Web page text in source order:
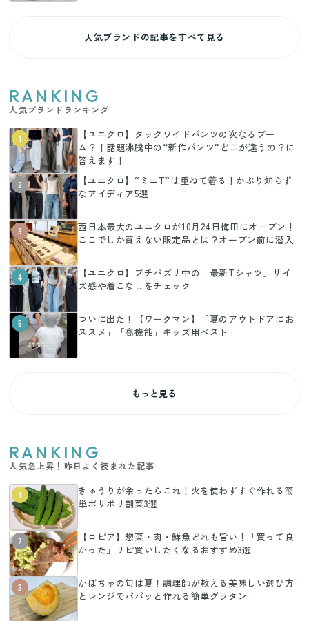
人気ブランドの記事をすべて見る
RANKING
人気ブランドランキング
1
【ユニクロ】タックワイドパンツの次なるブー
ム？！話題沸騰中の“新作パンツ”どこが違うの？に
答えます！
2
【ユニクロ】“ミニT”は重ねて着る！かぶり知らず
なアイディア5選
3
西日本最大のユニクロが10月24日梅田にオープン！
ここでしか買えない限定品とは？オープン前に潜入
4
【ユニクロ】プチバズリ中の「最新Tシャツ」サイ
ズ感や着こなしをチェック
5
ついに出た！【ワークマン】「夏のアウトドアにお
ススメ」「高機能」キッズ用ベスト
もっと見る
RANKING
人気急上昇！昨日よく読まれた記事
1
きゅうりが余ったらこれ！火を使わずすぐ作れる簡
単ポリポリ副菜3選
2
【ロピア】惣菜・肉・鮮魚どれも旨い！「買って良
かった」リピ買いしたくなるおすすめ3選
3
かぼちゃの旬は夏！調理師が教える美味しい選び方
とレンジでパパッと作れる簡単グラタン